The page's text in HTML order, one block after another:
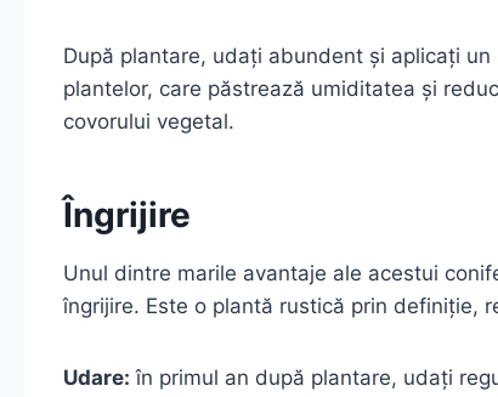
După plantare, udați abundent și aplicați
plantelor, care păstrează umiditatea și
covorului vegetal.
Îngrijire
Unul dintre marile avantaje ale acestui
îngrijire. Este o plantă rustică prin definiție,
Udare: în primul an după plantare, udați